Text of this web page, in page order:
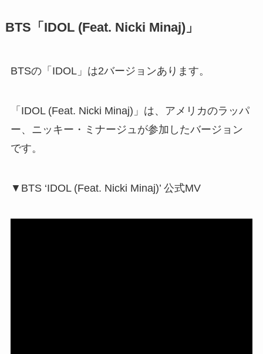
BTS「IDOL (Feat. Nicki Minaj)」
BTSの「IDOL」は2バージョンあります。
「IDOL (Feat. Nicki Minaj)」は、アメリカのラッパ
ー、ニッキー・ミナージュが参加したバージョン
です。
▼BTS ‘IDOL (Feat. Nicki Minaj)’ 公式MV